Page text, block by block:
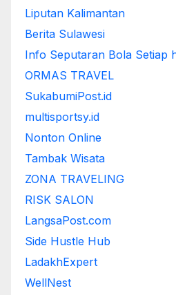
Liputan Kalimantan
Berita Sulawesi
Info Seputaran Bola Setiap
ORMAS TRAVEL
SukabumiPost.id
multisportsy.id
Nonton Online
Tambak Wisata
ZONA TRAVELING
RISK SALON
LangsaPost.com
Side Hustle Hub
LadakhExpert
WellNest